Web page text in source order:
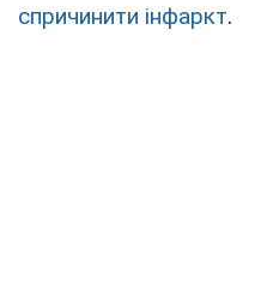
спричинити інфаркт.